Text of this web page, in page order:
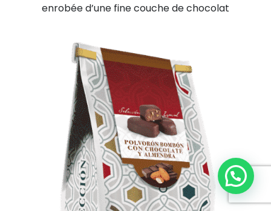
enrobée d’une fine couche de chocolat
Haz tu pedido por Whatsapp